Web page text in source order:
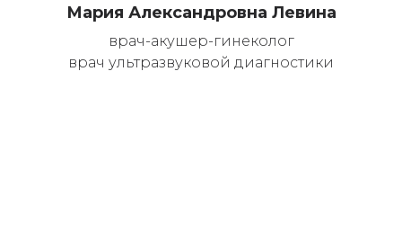
Мария Александровна Левина
врач-акушер-гинеколог
врач ультразвуковой диагностики